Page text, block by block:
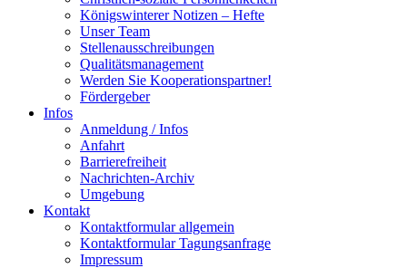
Königswinterer Notizen – Hefte
Unser Team
Stellenausschreibungen
Qualitätsmanagement
Werden Sie Kooperationspartner!
Fördergeber
Infos
Anmeldung / Infos
Anfahrt
Barrierefreiheit
Nachrichten-Archiv
Umgebung
Kontakt
Kontaktformular allgemein
Kontaktformular Tagungsanfrage
Impressum